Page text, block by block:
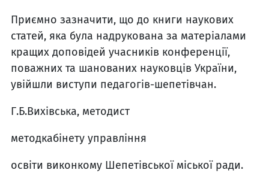
Приємно зазначити, що до книги наукових
статей, яка була надрукована за матеріалами
кра­щих доповідей учасників конфе­ренції,
поважних та шанованих науковців України,
увійшли вис­тупи педагогів-шепетівчан.
Г.Б.Вихівська, методист
методкабінету управління
освіти виконкому Шепетівської міської ради.